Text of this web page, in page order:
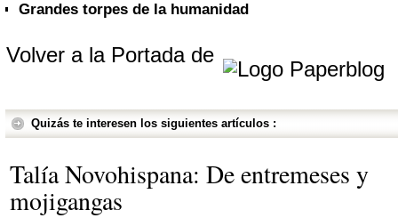
Grandes torpes de la humanidad
Volver a la Portada de
Quizás te interesen los siguientes artículos :
Talía Novohispana: De entremeses y
mojigangas